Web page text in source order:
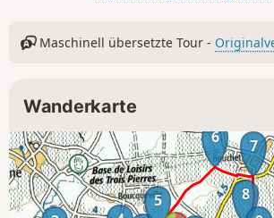
Maschinell übersetzte Tour -
Wanderkarte
5
6 7
8